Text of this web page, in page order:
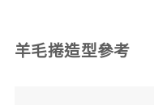
羊毛捲造型參考